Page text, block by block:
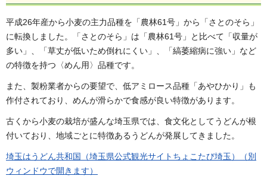
平成26年産から小麦の主力品種を「農林61号」から「さとのそら」
に転換しました。「さとのそら」は「農林61号」と比べて「収量が
多い」、「草丈が低いため倒れにくい」、「縞萎縮病に強い」など
の特徴を持つ〈めん用〉品種です。
また、製粉業者からの要望で、低アミロース品種「あやひかり」も
作付されており、めんが滑らかで食感が良い特徴があります。
古くから小麦の栽培が盛んな埼玉県では、食文化としてうどんが根
付いており、地域ごとに特徴あるうどんが発展してきました。
埼玉はうどん共和国（埼玉県公式観光サイトちょこたび埼玉）（別
ウィンドウで開きます）